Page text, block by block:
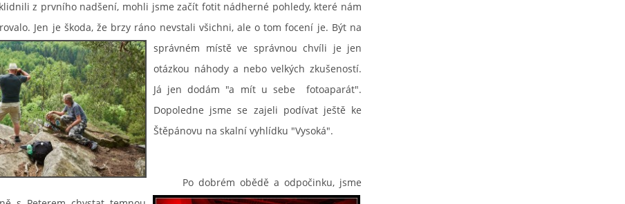
z prvního nadšení, mohli jsme začít fotit nádherné pohledy, které nám
Jen je škoda, že brzy ráno nevstali všichni, ale o tom focení je. Být na
správném místě ve správnou chvíli je jen
otázkou náhody a nebo velkých zkušeností.
Já jen dodám "a mít u sebe fotoaparát".
Dopoledne jsme se zajeli podívat ještě ke
Štěpánovu na skalní vyhlídku "Vysoká".
Po dobrém obědě a odpočinku, jsme